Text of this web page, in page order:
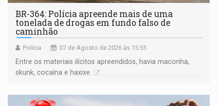
BR-364: Polícia apreende mais de uma
tonelada de drogas em fundo falso de
caminhão
Polícia 07 de Agosto de 2026 às 15:55
Entre os materiais ilícitos apreendidos, havia maconha,
skunk, cocaína e haxixe